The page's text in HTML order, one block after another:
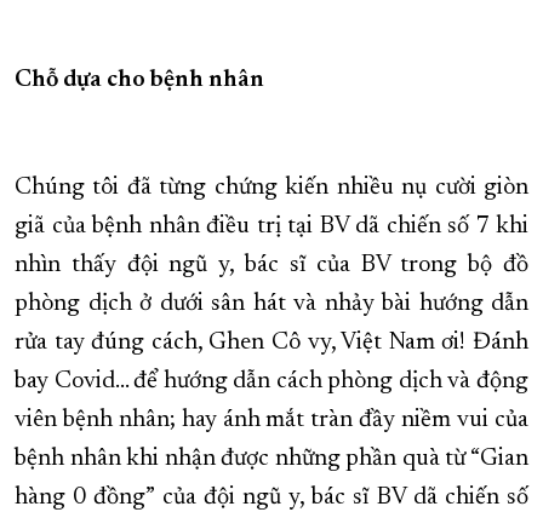
Chỗ dựa cho bệnh nhân
Chúng tôi đã từng chứng kiến nhiều nụ cười giòn
giã của bệnh nhân điều trị tại BV dã chiến số 7 khi
nhìn thấy đội ngũ y, bác sĩ của BV trong bộ đồ
phòng dịch ở dưới sân hát và nhảy bài hướng dẫn
rửa tay đúng cách, Ghen Cô vy, Việt Nam ơi! Đánh
bay Covid… để hướng dẫn cách phòng dịch và động
viên bệnh nhân; hay ánh mắt tràn đầy niềm vui của
bệnh nhân khi nhận được những phần quà từ “Gian
hàng 0 đồng” của đội ngũ y, bác sĩ BV dã chiến số